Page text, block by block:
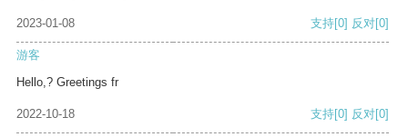
2023-01-08 支持[0] 反对[0]
游客
Hello,? Greetings fr
2022-10-18 支持[0] 反对[0]